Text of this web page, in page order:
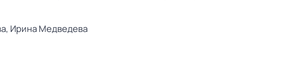
Ирина Медведева